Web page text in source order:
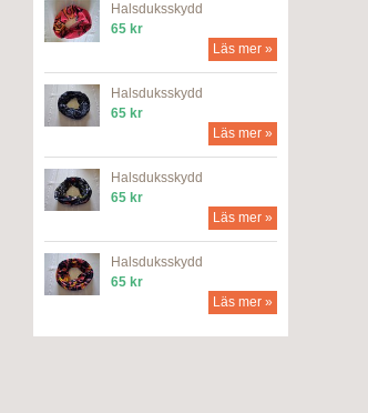
Halsduksskydd
65 kr
Läs mer »
Halsduksskydd
65 kr
Läs mer »
Halsduksskydd
65 kr
Läs mer »
Halsduksskydd
65 kr
Läs mer »